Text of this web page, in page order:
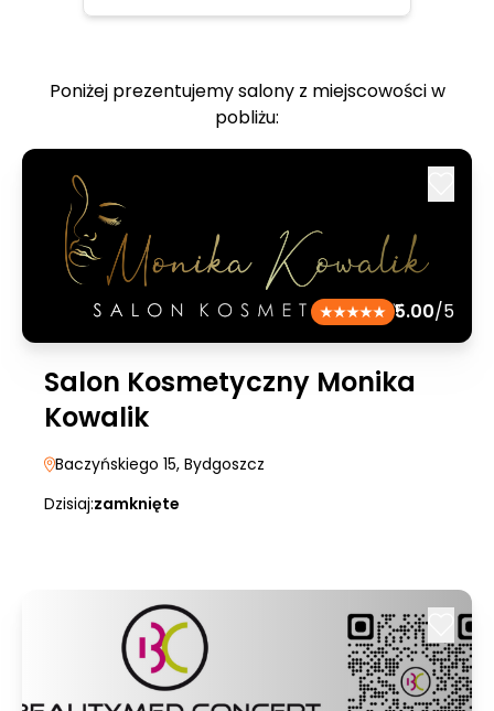
Poniżej prezentujemy salony z miejscowości w
pobliżu:
5.00/5
Salon Kosmetyczny Monika
Kowalik
Baczyńskiego 15, Bydgoszcz
Dzisiaj:zamknięte